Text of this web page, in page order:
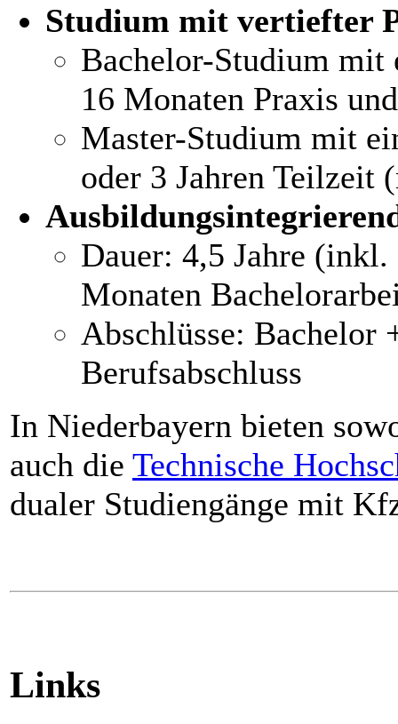
Studium mit vertiefter
Bachelor-Studium mit
16 Monaten Praxis
Master-Studium mit
oder 3 Jahren Teilzeit
Dauer: 4,5 Jahre
Monaten
Abschlüsse: Bachelor
Berufsabschluss
In Niederbayern bieten
auch die Technische
dualer Studiengänge mit
Links